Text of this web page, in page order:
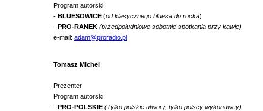
Program autorski:
- BLUESOWICE (od klasycznego bluesa do rocka)
- PRO-RANEK (przedpołudniowe sobotnie spotkania przy kawie)
e-mail: adam@proradio.pl
Tomasz Michel
Prezenter
Program autorski:
- PRO-POLSKIE (Tylko polskie utwory, tylko polscy wykonawcy)